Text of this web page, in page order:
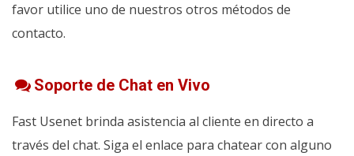
favor utilice uno de nuestros otros métodos de
contacto.
Soporte de Chat en Vivo
Fast Usenet brinda asistencia al cliente en directo a
través del chat. Siga el enlace para chatear con alguno